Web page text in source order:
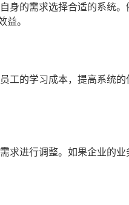
身的需求选择合适的系统
。
工的学习成本，提高系统
求进行调整。如果企业的